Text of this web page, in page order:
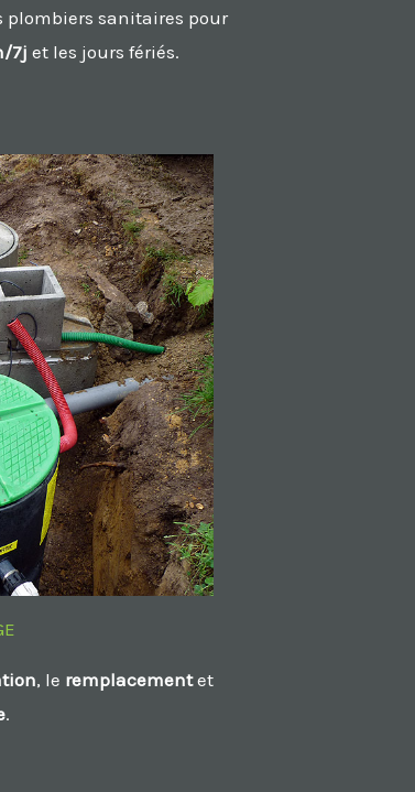
plombiers sanitaires pour
7j et les jours fériés.
, le remplacementet
.